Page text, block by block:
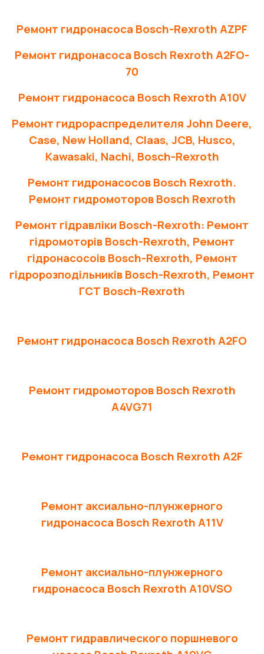
Ремонт гидронасоса Bosch-Rexroth AZPF
Ремонт гидронасоса Bosch Rexroth A2FO-
70
Ремонт гидронасоса Bosch Rexroth A10V
Ремонт гидрораспределителя John Deere,
Case, New Holland, Claas, JCB, Husco,
Kawasaki, Nachi, Bosch-Rexroth
Ремонт гидронасосов Bosch Rexroth.
Ремонт гидромоторов Bosch Rexroth
Ремонт гідравліки Bosch-Rexroth: Ремонт
гідромоторів Bosch-Rexroth, Ремонт
гідронасосоів Bosch-Rexroth, Ремонт
гідророзподільників Bosch-Rexroth, Ремонт
ГСТ Bosch-Rexroth
Ремонт гидронасоса Bosch Rexroth A2FO
Ремонт гидромоторов Bosch Rexroth
A4VG71
Ремонт гидронасоса Bosch Rexroth A2F
Ремонт аксиально-плунжерного
гидронасоса Bosch Rexroth A11V
Ремонт аксиально-плунжерного
гидронасоса Bosch Rexroth A10VSO
Ремонт гидравлического поршневого